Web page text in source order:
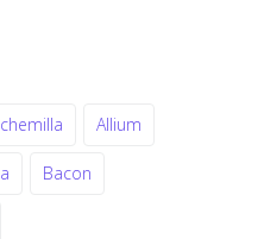
Allium
Bacon